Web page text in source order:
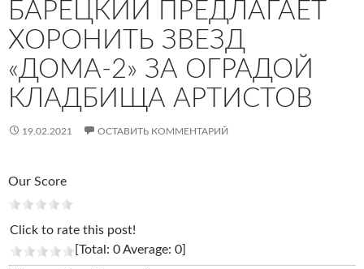
БАРЕЦКИЙ ПРЕДЛАГАЕТ
ХОРОНИТЬ ЗВЕЗД
«ДОМА-2» ЗА ОГРАДОЙ
КЛАДБИЩА АРТИСТОВ
19.02.2021 ОСТАВИТЬ КОММЕНТАРИЙ
Our Score
Click to rate this post!
[Total: 0 Average: 0]